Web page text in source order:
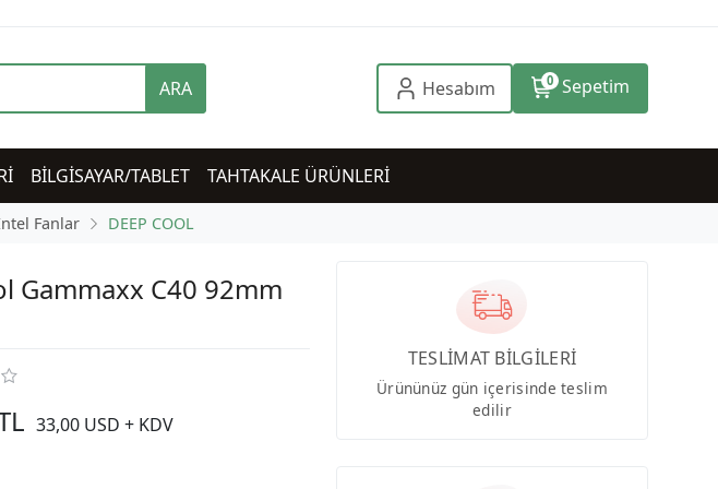
ARA Hesabım 0 Sepetim
BİLGİSAYAR/TABLET TAHTAKALE ÜRÜNLERİ
Fanlar DEEP COOL
Gammaxx C40 92mm
33,00 USD + KDV
TESLİMAT BİLGİLERİ
Ürününüz gün içerisinde teslim
edilir